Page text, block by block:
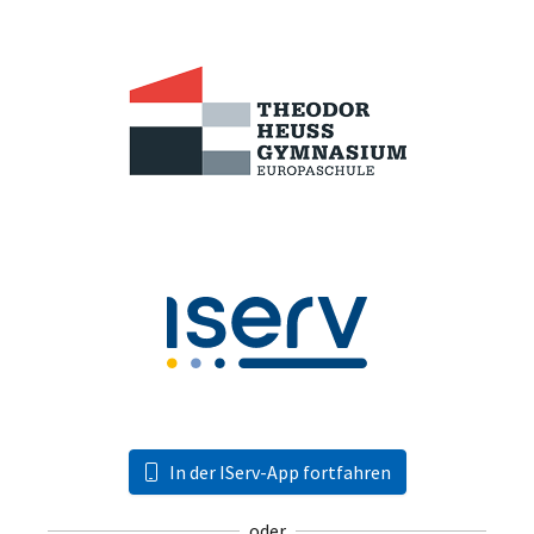
In der IServ-App fortfahren